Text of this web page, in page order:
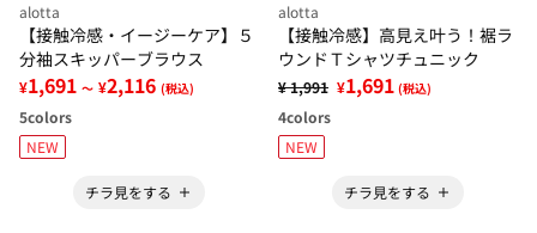
alotta
【接触冷感・イージーケア】５
分袖スキッパーブラウス
¥1,691 ～ ¥2,116 (税込)
5colors
NEW
チラ見をする
alotta
【接触冷感】高見え叶う！裾ラ
ウンドＴシャツチュニック
¥ 1,991 ¥1,691 (税込)
4colors
NEW
チラ見をする